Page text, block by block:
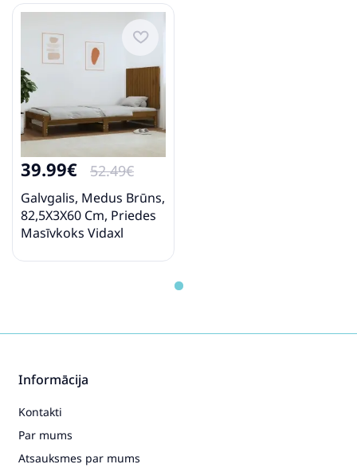
39.99€ 52.49€
Galvgalis, Medus Brūns,
82,5X3X60 Cm, Priedes
Masīvkoks Vidaxl
Informācija
Kontakti
Par mums
Atsauksmes par mums